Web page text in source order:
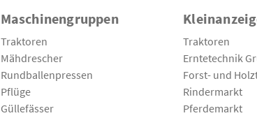
Maschinengruppen
Traktoren
Mähdrescher
Rundballenpressen
Pflüge
Güllefässer
Traktoren
Erntetechnik
Forst- und
Rindermarkt
Pferdemarkt